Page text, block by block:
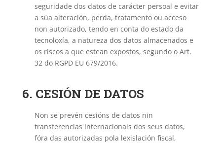
seguridade dos datos de carácter persoal e evitar
a súa alteración, perda, tratamento ou acceso
non autorizado, tendo en conta do estado da
tecnoloxía, a natureza dos datos almacenados e
os riscos a que estean expostos, segundo o Art.
32 do RGPD EU 679/2016.
6. CESIÓN DE DATOS
Non se prevén cesións de datos nin
transferencias internacionais dos seus datos,
fóra das autorizadas pola lexislación fiscal,